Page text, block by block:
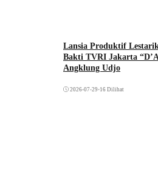
Lansia Produktif
Bakti TVRI Jakarta
Angklung Udjo
2026-07-29 •16 Dilihat